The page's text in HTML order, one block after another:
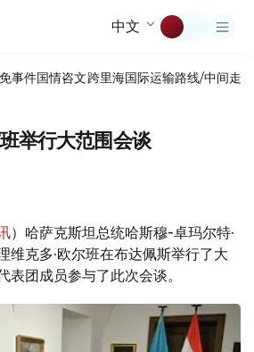
中文
事件国情咨文跨里海国际运输路线/中间走廊
举行大范围会谈
）哈萨克斯坦总统哈斯穆-卓玛尔特·
维克多·欧尔班在布达佩斯举行了大
表团成员参与了此次会谈。